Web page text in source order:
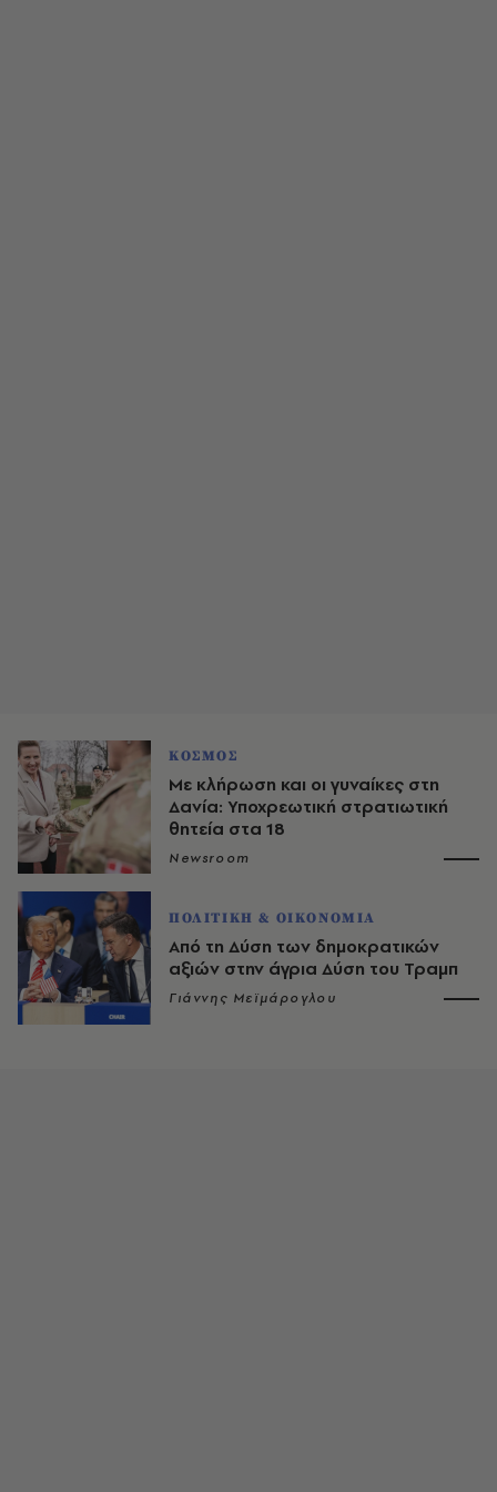
ΚΟΣΜΟΣ
Με κλήρωση και οι γυναίκες στη
Δανία: Υποχρεωτική στρατιωτική
θητεία στα 18
Newsroom
ΠΟΛΙΤΙΚΗ & ΟΙΚΟΝΟΜΙΑ
Από τη Δύση των δημοκρατικών
αξιών στην άγρια Δύση του Τραμπ
Γιάννης Μεϊμάρογλου